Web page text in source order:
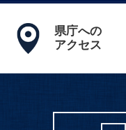
県庁への
アクセス